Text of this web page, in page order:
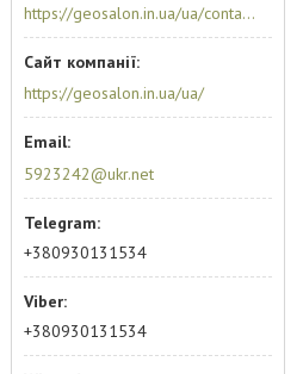
https://geosalon.in.ua/ua/contacts
https://geosalon.in.ua/ua/
5923242@ukr.net
+380930131534
+380930131534